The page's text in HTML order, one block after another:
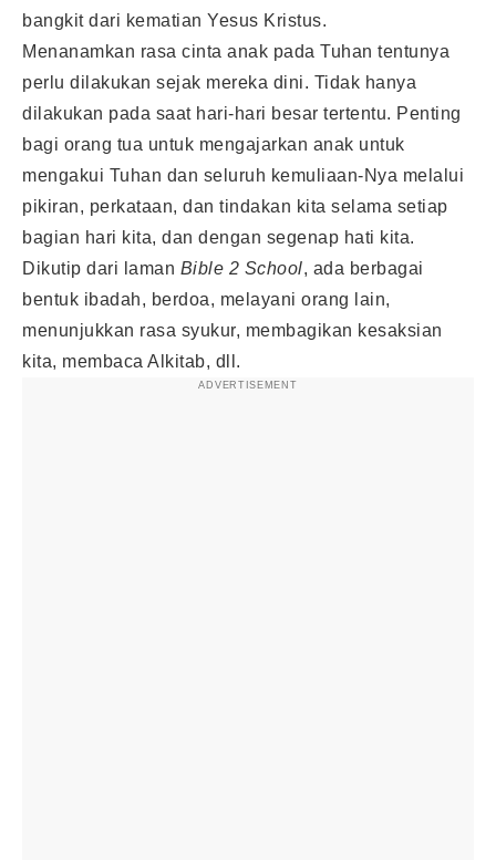
bangkit dari kematian Yesus Kristus.
Menanamkan rasa cinta anak pada Tuhan tentunya
perlu dilakukan sejak mereka dini. Tidak hanya
dilakukan pada saat hari-hari besar tertentu. Penting
bagi orang tua untuk mengajarkan anak untuk
mengakui Tuhan dan seluruh kemuliaan-Nya melalui
pikiran, perkataan, dan tindakan kita selama setiap
bagian hari kita, dan dengan segenap hati kita.
Dikutip dari laman Bible 2 School, ada berbagai
bentuk ibadah, berdoa, melayani orang lain,
menunjukkan rasa syukur, membagikan kesaksian
kita, membaca Alkitab, dll.
ADVERTISEMENT